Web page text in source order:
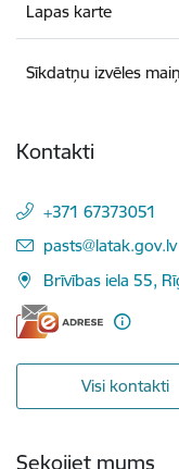
Lapas karte
Sīkdatņu izvēles
Kontakti
+371 67373051
E-pasts:
pasts@latak.gov.lv
Brīvības iela 55,
Visi kontakti
Sekojiet mums